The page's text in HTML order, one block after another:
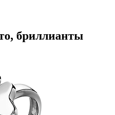
бриллианты